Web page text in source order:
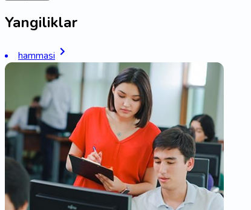
Yangiliklar
hammasi